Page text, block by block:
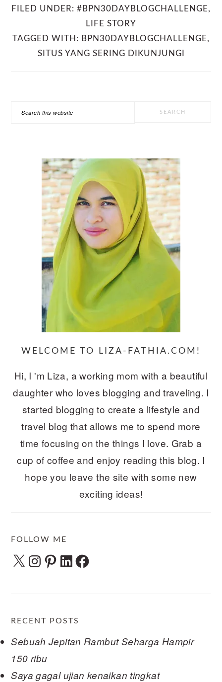
FILED UNDER: #BPN30DAYBLOGCHALLENGE,
LIFE STORY
TAGGED WITH: BPN30DAYBLOGCHALLENGE,
SITUS YANG SERING DIKUNJUNGI
Search
WELCOME TO LIZA-FATHIA.COM!
Hi, I 'm Liza, a working mom with a beautiful
daughter who loves blogging and traveling. I
started blogging to create a lifestyle and
travel blog that allows me to spend more
time focusing on the things I love. Grab a
cup of coffee and enjoy reading this blog. I
hope you leave the site with some new
exciting ideas!
FOLLOW ME
X Instagram
Pinterest
LinkedInFacebook
RECENT POSTS
Sebuah Jepitan Rambut Seharga Hampir
150 ribu
Saya gagal ujian kenaikan tingkat